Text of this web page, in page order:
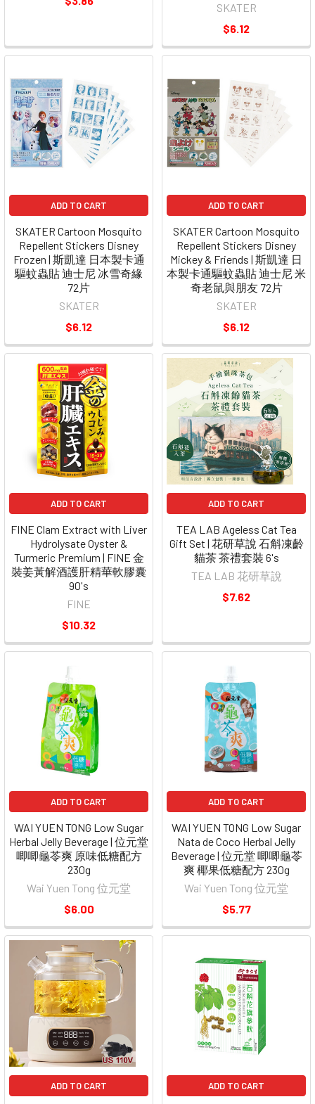
SKATER
$6.12
ADD TO CART
SKATER Cartoon Mosquito
Repellent Stickers Disney
Frozen | 斯凱達 日本製卡通
驅蚊蟲貼 迪士尼 冰雪奇緣
72片
SKATER
$6.12
ADD TO CART
SKATER Cartoon Mosquito
Repellent Stickers Disney
Mickey & Friends | 斯凱達 日
本製卡通驅蚊蟲貼 迪士尼 米
奇老鼠與朋友 72片
SKATER
$6.12
ADD TO CART
FINE Clam Extract with Liver
Hydrolysate Oyster &
Turmeric Premium | FINE 金
裝姜黃解酒護肝精華軟膠囊
90's
FINE
$10.32
ADD TO CART
TEA LAB Ageless Cat Tea
Gift Set | 花研草說 石斛凍齡
貓茶 茶禮套裝 6's
TEA LAB 花研草說
$7.62
ADD TO CART
WAI YUEN TONG Low Sugar
Herbal Jelly Beverage | 位元堂
唧唧龜苓爽 原味低糖配方
230g
Wai Yuen Tong 位元堂
$6.00
ADD TO CART
WAI YUEN TONG Low Sugar
Nata de Coco Herbal Jelly
Beverage | 位元堂 唧唧龜苓
爽 椰果低糖配方 230g
Wai Yuen Tong 位元堂
$5.77
ADD TO CART ADD TO CART